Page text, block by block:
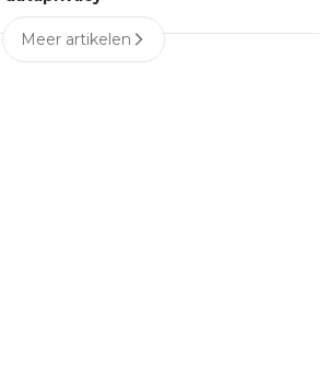
Meer artikelen